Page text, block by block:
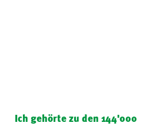
Ich gehörte zu den 144'000